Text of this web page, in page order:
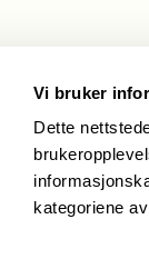
Vi bruker
Dette
kategoriene